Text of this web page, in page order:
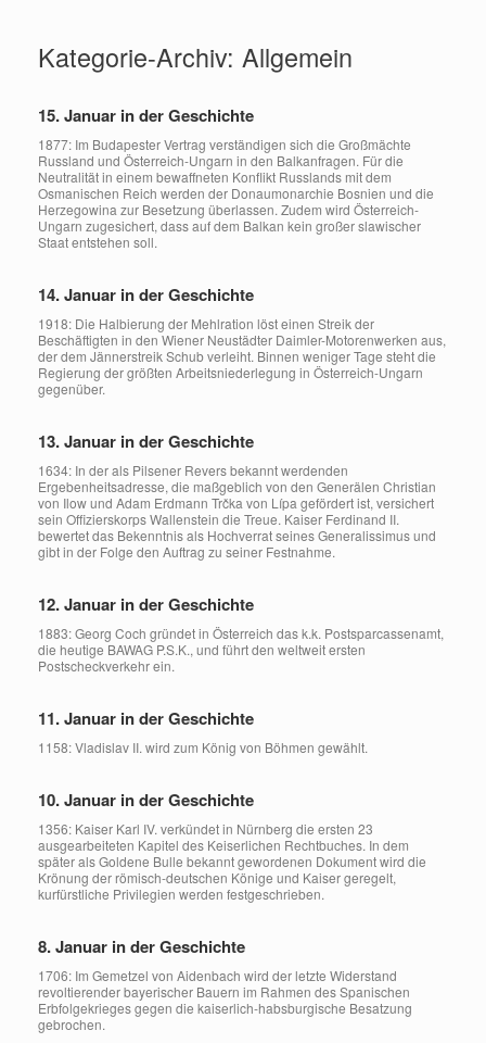
springenKategorie-Archiv: Allgemein
15. Januar in der Geschichte
1877: Im Budapester Vertrag verständigen sich die Großmächte
Russland und Österreich-Ungarn in den Balkanfragen. Für die
Neutralität in einem bewaffneten Konflikt Russlands mit dem
Osmanischen Reich werden der Donaumonarchie Bosnien und die
Herzegowina zur Besetzung überlassen. Zudem wird Österreich-
Ungarn zugesichert, dass auf dem Balkan kein großer slawischer
Staat entstehen soll.
14. Januar in der Geschichte
1918: Die Halbierung der Mehlration löst einen Streik der
Beschäftigten in den Wiener Neustädter Daimler-Motorenwerken aus,
der dem Jännerstreik Schub verleiht. Binnen weniger Tage steht die
Regierung der größten Arbeitsniederlegung in Österreich-Ungarn
gegenüber.
13. Januar in der Geschichte
1634: In der als Pilsener Revers bekannt werdenden
Ergebenheitsadresse, die maßgeblich von den Generälen Christian
von Ilow und Adam Erdmann Trčka von Lípa gefördert ist, versichert
sein Offizierskorps Wallenstein die Treue. Kaiser Ferdinand II.
bewertet das Bekenntnis als Hochverrat seines Generalissimus und
gibt in der Folge den Auftrag zu seiner Festnahme.
12. Januar in der Geschichte
1883: Georg Coch gründet in Österreich das k.k. Postsparcassenamt,
die heutige BAWAG P.S.K., und führt den weltweit ersten
Postscheckverkehr ein.
11. Januar in der Geschichte
1158: Vladislav II. wird zum König von Böhmen gewählt.
10. Januar in der Geschichte
1356: Kaiser Karl IV. verkündet in Nürnberg die ersten 23
ausgearbeiteten Kapitel des Keiserlichen Rechtbuches. In dem
später als Goldene Bulle bekannt gewordenen Dokument wird die
Krönung der römisch-deutschen Könige und Kaiser geregelt,
kurfürstliche Privilegien werden festgeschrieben.
8. Januar in der Geschichte
1706: Im Gemetzel von Aidenbach wird der letzte Widerstand
revoltierender bayerischer Bauern im Rahmen des Spanischen
Erbfolgekrieges gegen die kaiserlich-habsburgische Besatzung
gebrochen.